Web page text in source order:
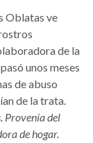
Oblatas ve
de la
unos meses
de abuso
de la trata.
Provenía del
de hogar.